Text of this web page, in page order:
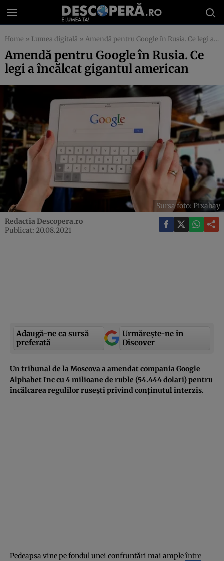
Home » Lumea digitală » Amendă pentru Google în Rusia. Ce legi a încălcat gigantul american
Amendă pentru Google în Rusia. Ce
legi a încălcat gigantul american
Sursa foto: Pixabay
Redactia Descopera.ro
Publicat: 20.08.2021
Adaugă-ne ca sursă
preferată
Urmărește-ne in
Discover
Un tribunal de la Moscova a amendat compania Google
Alphabet Inc cu 4 milioane de ruble (54.444 dolari) pentru
încălcarea regulilor rusești privind conținutul interzis.
Pedeapsa vine pe fondul unei confruntări mai ampleîntre